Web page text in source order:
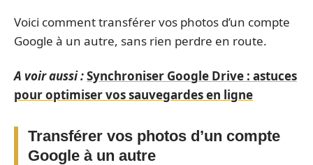
Voici comment transférer vos photos d’un compte
Google à un autre, sans rien perdre en route.
A voir aussi :Synchroniser Google Drive : astuces
pour optimiser vos sauvegardes en ligne
Transférer vos photos d’un compte
Google à un autre